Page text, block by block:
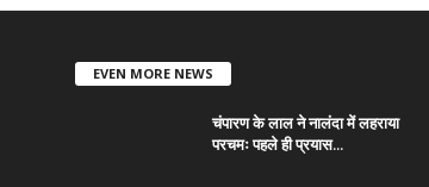
EVEN MORE NEWS
चंपारण के लाल ने नालंदा में लहराया
परचमः पहले ही प्रयास...